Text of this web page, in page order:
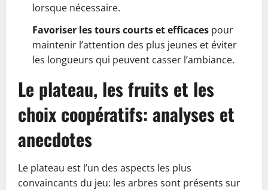
lorsque nécessaire.
Favoriser les tours courts et efficaces pour
maintenir l’attention des plus jeunes et éviter
les longueurs qui peuvent casser l’ambiance.
Le plateau, les fruits et les
choix coopératifs: analyses et
anecdotes
Le plateau est l’un des aspects les plus
convaincants du jeu: les arbres sont présents sur